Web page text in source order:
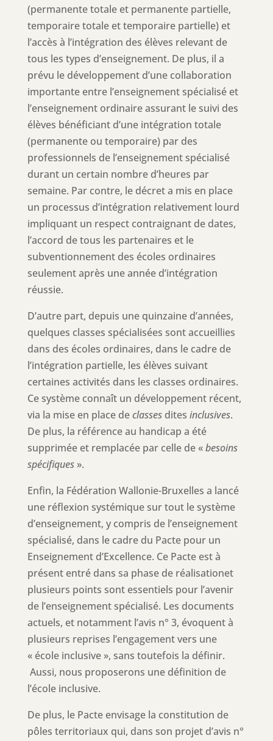
(permanente totale et permanente partielle,
temporaire totale et temporaire partielle) et
l’accès à l’intégration des élèves relevant de
tous les types d’enseignement. De plus, il a
prévu le développement d’une collaboration
importante entre l’enseignement spécialisé et
l’enseignement ordinaire assurant le suivi des
élèves bénéficiant d’une intégration totale
(permanente ou temporaire) par des
professionnels de l’enseignement spécialisé
durant un certain nombre d’heures par
semaine. Par contre, le décret a mis en place
un processus d’intégration relativement lourd
impliquant un respect contraignant de dates,
l’accord de tous les partenaires et le
subventionnement des écoles ordinaires
seulement après une année d’intégration
réussie.
D’autre part, depuis une quinzaine d’années,
quelques classes spécialisées sont accueillies
dans des écoles ordinaires, dans le cadre de
l’intégration partielle, les élèves suivant
certaines activités dans les classes ordinaires.
Ce système connaît un développement récent,
via la mise en place declassesdites inclusives.
De plus, la référence au handicap a été
supprimée et remplacée par celle de «besoins
spécifiques».
Enfin, la Fédération Wallonie-Bruxelles a lancé
une réflexion systémique sur tout le système
d’enseignement, y compris de l’enseignement
spécialisé, dans le cadre du Pacte pour un
Enseignement d’Excellence. Ce Pacte est à
présent entré dans sa phase de réalisationet
plusieurs points sont essentiels pour l’avenir
de l’enseignement spécialisé. Les documents
actuels, et notamment l’avis n° 3, évoquent à
plusieurs reprises l’engagement vers une
« école inclusive », sans toutefois la définir.
Aussi, nous proposerons une définition de
l’école inclusive.
De plus, le Pacte envisage la constitution de
pôles territoriaux qui, dans son projet d’avis n°